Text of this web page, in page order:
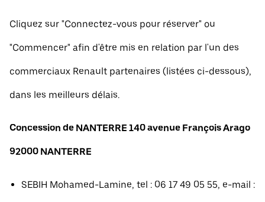
Cliquez sur "Connectez-vous pour réserver" ou
"Commencer" afin d'être mis en relation par l'un des
commerciaux Renault partenaires (listées ci-dessous),
dans les meilleurs délais.
Concession de NANTERRE 140 avenue François Arago
92000 NANTERRE
SEBIH Mohamed-Lamine, tel : 06 17 49 05 55, e-mail :